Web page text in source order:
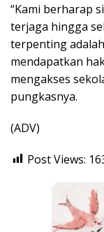
“Kami berharap
terjaga hingga
terpenting
mendapatkan
mengakses
pungkasnya.
(ADV)
Post Views: